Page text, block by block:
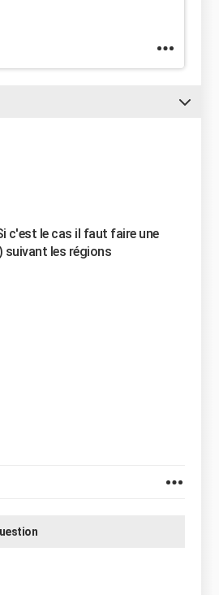
c'est le cas il faut faire une
suivant les régions